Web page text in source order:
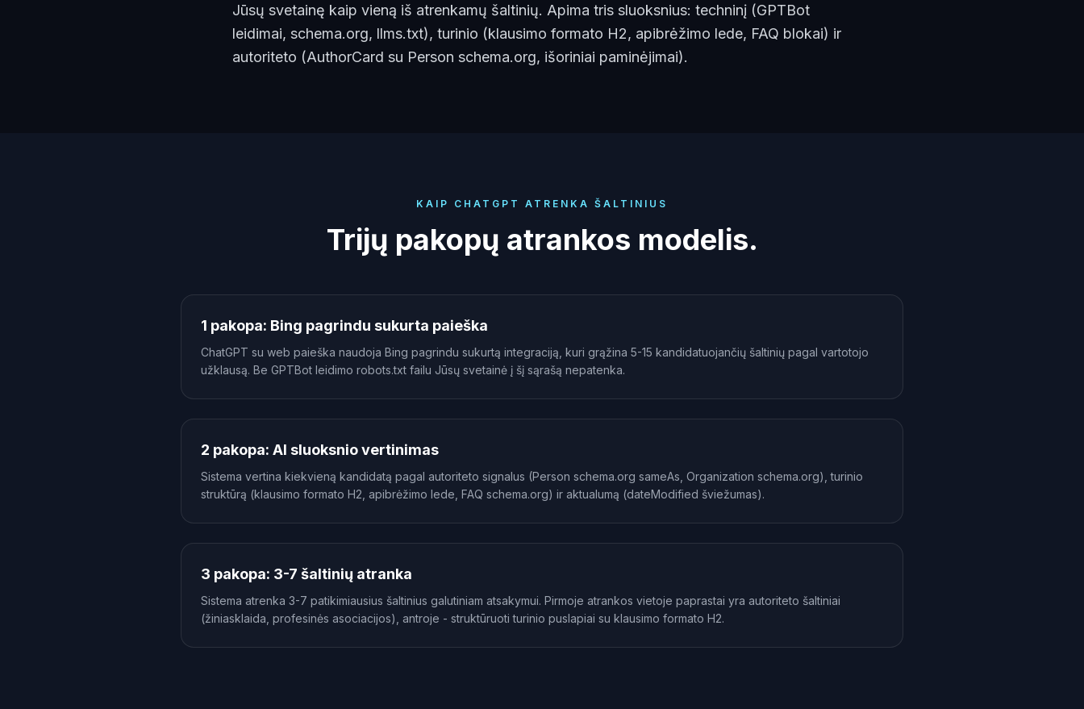
Jūsų svetainę kaip vieną iš atrenkamų šaltinių. Apima tris sluoksnius: techninį (GPTBot
leidimai, schema.org, llms.txt), turinio (klausimo formato H2, apibrėžimo lede, FAQ blokai) ir
autoriteto (AuthorCard su Person schema.org, išoriniai paminėjimai).
KAIP CHATGPT ATRENKA ŠALTINIUS
Trijų pakopų atrankos modelis.
1 pakopa: Bing pagrindu sukurta paieška
ChatGPT su web paieška naudoja Bing pagrindu sukurtą integraciją, kuri grąžina 5-15 kandidatuojančių šaltinių pagal vartotojo
užklausą. Be GPTBot leidimo robots.txt failu Jūsų svetainė į šį sąrašą nepatenka.
2 pakopa: AI sluoksnio vertinimas
Sistema vertina kiekvieną kandidatą pagal autoriteto signalus (Person schema.org sameAs, Organization schema.org), turinio
struktūrą (klausimo formato H2, apibrėžimo lede, FAQ schema.org) ir aktualumą (dateModified šviežumas).
3 pakopa: 3-7 šaltinių atranka
Sistema atrenka 3-7 patikimiausius šaltinius galutiniam atsakymui. Pirmoje atrankos vietoje paprastai yra autoriteto šaltiniai
(žiniasklaida, profesinės asociacijos), antroje - struktūruoti turinio puslapiai su klausimo formato H2.